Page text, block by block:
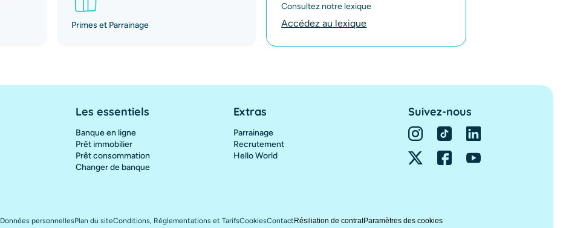
Primes et Parrainage
Consultez notre lexique
Accédez au lexique
Les essentiels
Banque en ligne
Prêt immobilier
Prêt consommation
Changer de banque
Extras
Parrainage
Recrutement
Hello World
Suivez-nous
Données personnellesPlan du siteConditions, Réglementations et TarifsCookiesContact Résiliation de contratParamètres des cookies